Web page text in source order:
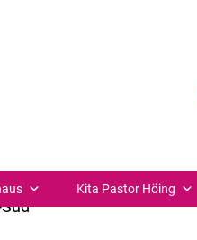
Kita Pastor Höing
und Impressionen:
o.ä. Die Länge
Beiträge im